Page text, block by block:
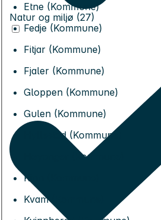
Etne (Kommune)
Fedje (Kommune)
Fitjar (Kommune)
Fjaler (Kommune)
Gloppen (Kommune)
Gulen (Kommune)
Hyllestad (Kommune)
Høyanger (Kommune)
Kinn (Kommune)
Kvam (Kommune)
Natur og miljø (27)